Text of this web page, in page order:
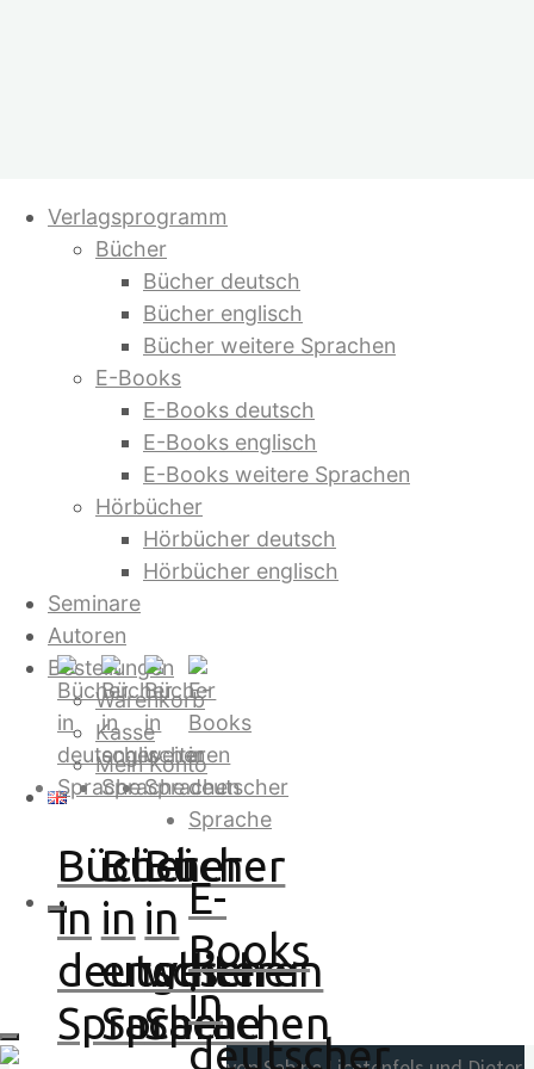
Inhalt
springen
Verlagsprogramm
Bücher
Bücher deutsch
Bücher englisch
Bücher weitere Sprachen
E-Books
E-Books deutsch
E-Books englisch
E-Books weitere Sprachen
Hörbücher
Hörbücher deutsch
Hörbücher englisch
Seminare
Autoren
Bestellungen
Warenkorb
Kasse
Mein Konto
Verlagsprogramm
Bücher
in
deutscher
Sprache
Bücher
in
englischer
Sprache
Bücher
in
weiteren
Sprachen
E-
Books
in
deutscher
Jetzt in der 4. Auflage:
Saruj. Stell dir vor, es gibt kein
Geld mehr
von Bilbo Calvez
Und sie erkannten sich